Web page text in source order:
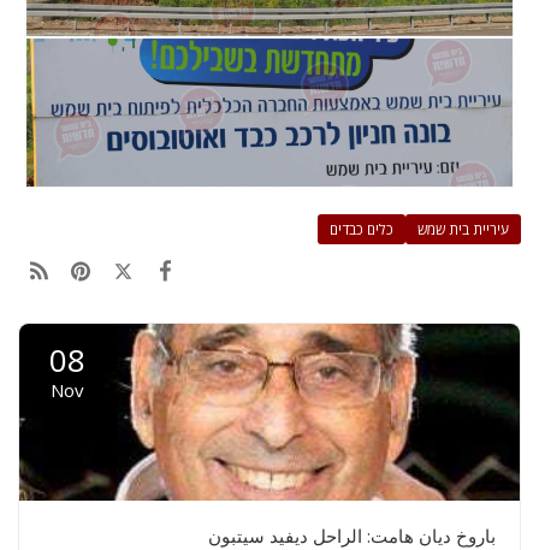
עיריית בית שמש כלים כבדים
08
Nov
باروخ ديان هامت: الراحل ديفيد سيتبون